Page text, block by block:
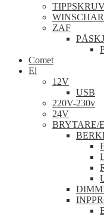
WINSCHAR
ZAF
Comet
El
12V
USB
220V-230v
24V
BRYTARE/